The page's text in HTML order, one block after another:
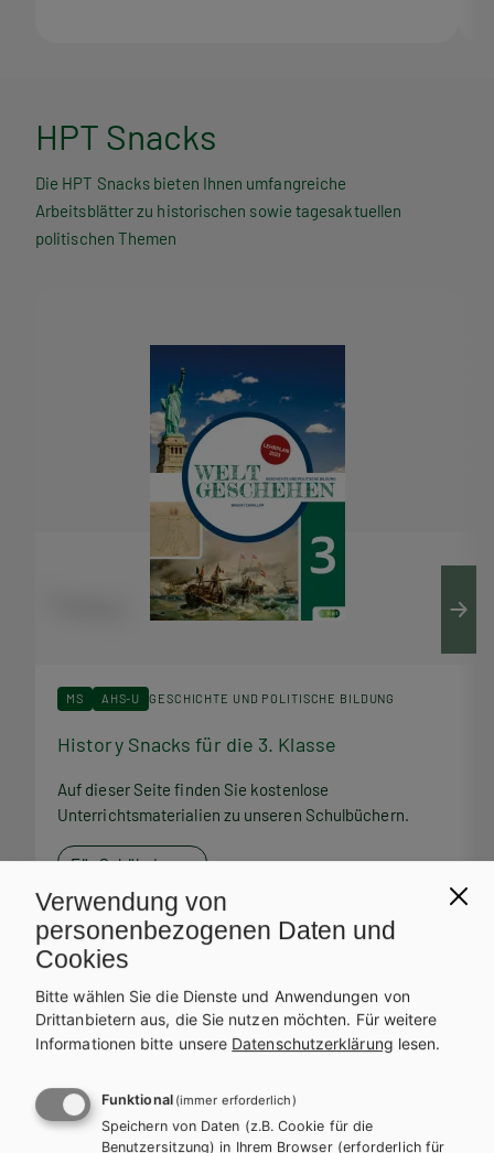
H
P
T
HPT Snacks
Die HPT Snacks bieten Ihnen umfangreiche
Arbeitsblätter zu historischen sowie tagesaktuellen
politischen Themen
MS AHS-U GESCHICHTE UND POLITISCHE BILDUNG
History Snacks für die 3. Klasse
Auf dieser Seite finden Sie kostenlose
Unterrichtsmaterialien zu unseren Schulbüchern.
Für SchülerInnen
Service Team
zur Verfügung.
Verwendung von
personenbezogenen Daten und
Cookies
Bitte wählen Sie die Dienste und Anwendungen von
Drittanbietern aus, die Sie nutzen möchten. Für weitere
Informationen bitte unsere Datenschutzerklärung lesen.
Funktional (immer erforderlich)
Speichern von Daten (z.B. Cookie für die
Benutzersitzung) in Ihrem Browser (erforderlich für